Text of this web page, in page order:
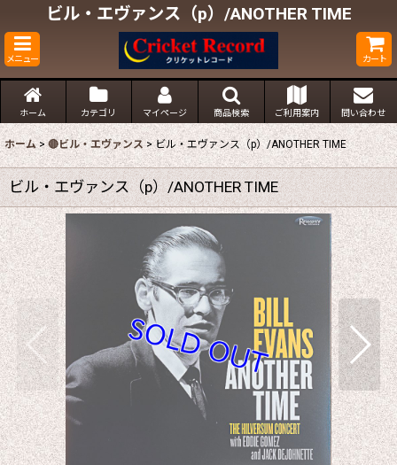
ビル・エヴァンス（p）/ANOTHER TIME
メニュー カート
ホーム カテゴリ マイページ 商品検索 ご利用案内 問い合わせ
ホーム > 🔴ビル・エヴァンス > ビル・エヴァンス（p）/ANOTHER TIME
ビル・エヴァンス（p）/ANOTHER TIME